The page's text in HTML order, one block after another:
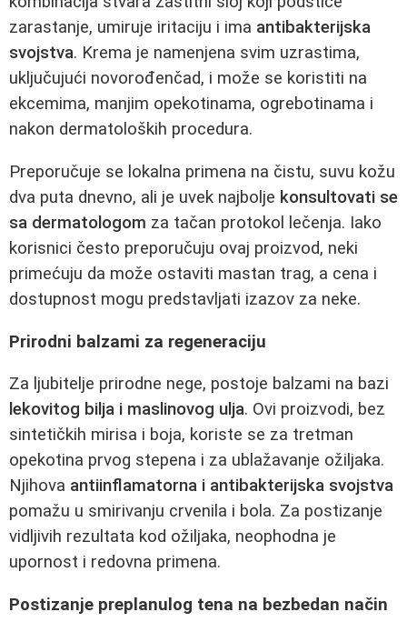
zarastanje, umiruje iritaciju i ima antibakterijska
svojstva. Krema je namenjena svim uzrastima,
uključujući novorođenčad, i može se koristiti na
ekcemima, manjim opekotinama, ogrebotinama i
nakon dermatoloških procedura.
Preporučuje se lokalna primena na čistu, suvu kožu
dva puta dnevno, ali je uvek najbolje konsultovati se
sa dermatologom za tačan protokol lečenja. Iako
korisnici često preporučuju ovaj proizvod, neki
primećuju da može ostaviti mastan trag, a cena i
dostupnost mogu predstavljati izazov za neke.
Prirodni balzami za regeneraciju
Za ljubitelje prirodne nege, postoje balzami na bazi
lekovitog bilja i maslinovog ulja. Ovi proizvodi, bez
sintetičkih mirisa i boja, koriste se za tretman
opekotina prvog stepena i za ublažavanje ožiljaka.
Njihova antiinflamatorna i antibakterijska svojstva
pomažu u smirivanju crvenila i bola. Za postizanje
vidljivih rezultata kod ožiljaka, neophodna je
upornost i redovna primena.
Postizanje preplanulog tena na bezbedan način